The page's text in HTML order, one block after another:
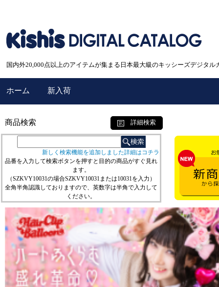
国内外20,000点以上のアイテムが集まる日本最大級のキッシーズデジタル
ホーム 新入荷
商品検索 詳細検索
新しく検索機能を追加しました詳細はコチラ
品番を入力して検索ボタンを押すと目的の商品がすぐ見れ
ます。
（SZKVY10031の場合SZKVY10031または10031を入力）
全角半角認識しておりますので、英数字は半角で入力して
ください。